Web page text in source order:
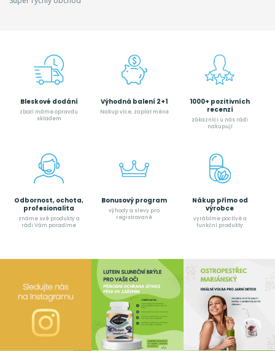
Bleskové dodání
zboží máme opravdu
skladem
Výhodná balení 2+1
Nakup více, zaplať méně
1000+ pozitivních
recenzí
zákazníci u nás rádi
nakupují
Odbornost, ochota,
profesionalita
známe své produkty a
rádi Vám poradíme
Bonusový program
výhody a slevy pro
registrované
Nákup přímo od
výrobce
vyrábíme poctívé a
funkční produkty